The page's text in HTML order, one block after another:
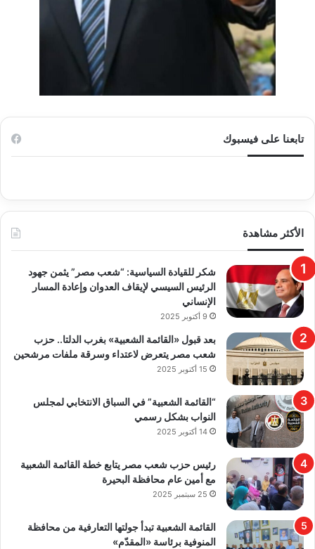
تابعنا على فيسبوك
الأكثر مشاهدة
​شكر للقيادة السياسية: “شعب مصر” يثمن جهود
الرئيس السيسي لإيقاف العدوان وإعادة المسار
الإنساني
9 أكتوبر 2025
بعد قبول «القائمة الشعبية» بغرب الدلتا.. حزب
شعب مصر يتعرض لاعتداء وسرقة ملفات مرشحين
15 أكتوبر 2025
“القائمة الشعبية” في السباق الانتخابي لمجلس
النواب بشكل رسمي
14 أكتوبر 2025
رئيس حزب شعب مصر يتابع خطة القائمة الشعبية
مع أمين عام محافظة البحيرة
25 سبتمبر 2025
القائمة الشعبية تبدأ جولتها التعارفية من محافظة
المنوفية برئاسة «المقدّم»